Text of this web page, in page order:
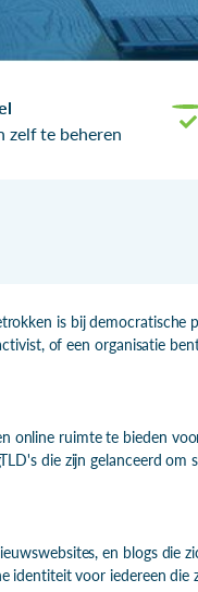
zelf te beheren
is bij democratische
of een organisatie
online ruimte te bieden
die zijn gelanceerd om
en blogs die
identiteit voor iedereen die